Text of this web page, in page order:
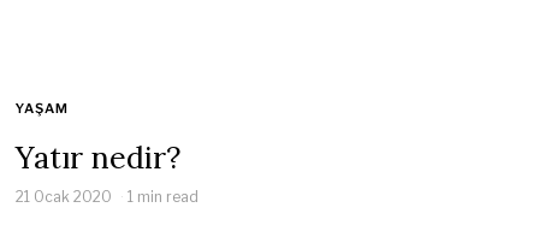
YAŞAM
Yatır nedir?
21 Ocak 2020 1 min read